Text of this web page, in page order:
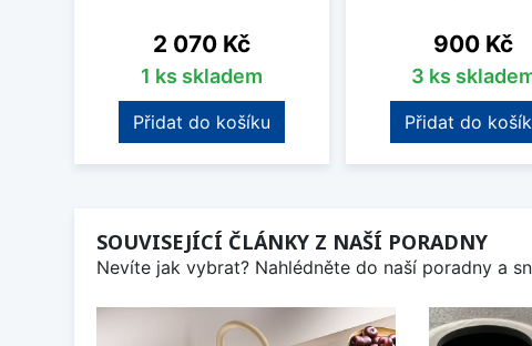
Cena
2 070 Kč
1 ks skladem
Přidat do košíku
Cena
900 Kč
3 ks
Přidat do
SOUVISEJÍCÍ ČLÁNKY Z NAŠÍ PORADNY
Nevíte jak vybrat? Nahlédněte do naší poradny a